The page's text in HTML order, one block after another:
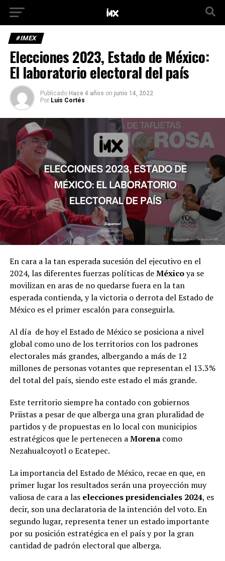
#IMEX
Elecciones 2023, Estado de México:
El laboratorio electoral del país
Publicado Hace 4 años on junio 14, 2022
Por Luis Cortés
En cara a la tan esperada sucesión del ejecutivo en el
2024, las diferentes fuerzas políticas deMéxicoya se
movilizan en aras de no quedarse fuera en la tan
esperada contienda, y la victoria o derrota del Estado de
México es el primer escalón para conseguirla.
Al día de hoy el Estado de México se posiciona a nivel
global como uno de los territorios con los padrones
electorales más grandes, albergando a más de 12
millones de personas votantes que representan el 13.3%
del total del país, siendo este estado el más grande.
Este territorio siempre ha contado con gobiernos
Priistas a pesar de que alberga una gran pluralidad de
partidos y de propuestas en lo local con municipios
estratégicos que le pertenecen aMorenacomo
Nezahualcoyotl o Ecatepec.
La importancia del Estado de México, recae en que, en
primer lugar los resultados serán una proyección muy
valiosa de cara a las elecciones presidenciales 2024, es
decir, son una declaratoria de la intención del voto. En
segundo lugar, representa tener un estado importante
por su posición estratégica en el país y por la gran
cantidad de padrón electoral que alberga.